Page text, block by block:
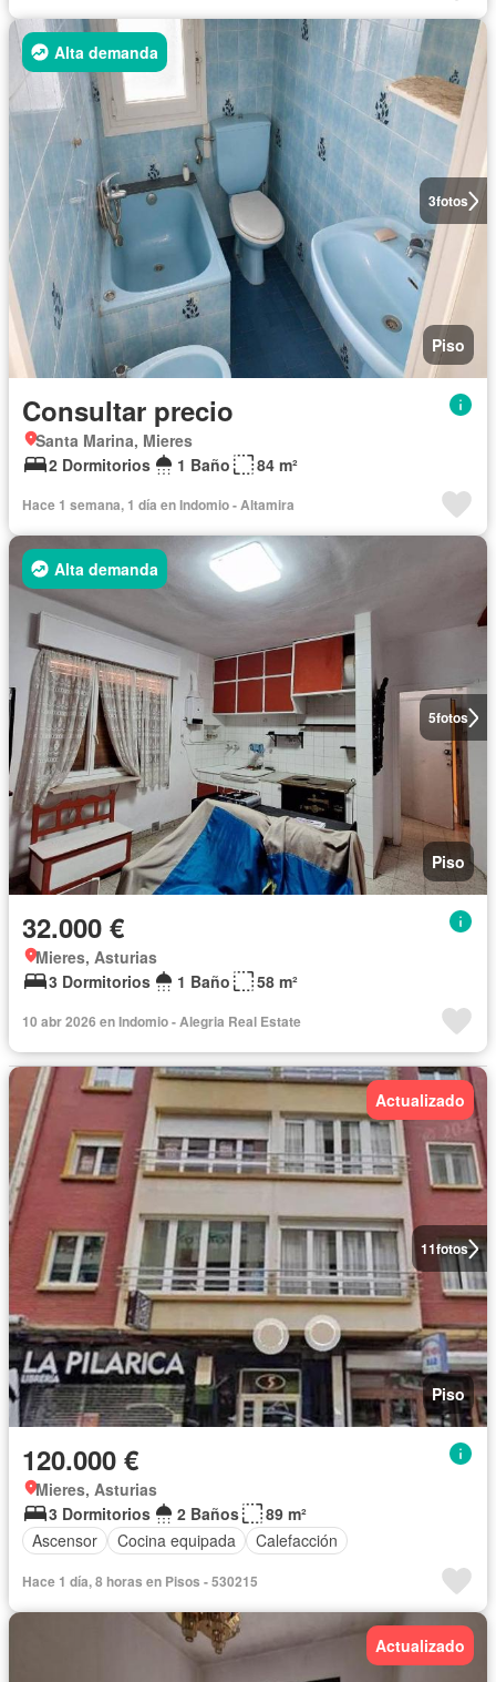
3fotos
Alta demanda
Piso
Consultar precio
Santa Marina, Mieres
2 Dormitorios
1 Baño 84 m²
Hace 1 semana, 1 día en Indomio - Altamira
5fotos
Alta demanda
Piso
32.000 €
Mieres, Asturias
3 Dormitorios
1 Baño 58 m²
10 abr 2026 en Indomio - Alegria Real Estate
11fotos
Actualizado
Piso
120.000 €
Mieres, Asturias
3 Dormitorios
2 Baños
89 m²
Ascensor
Cocina equipada Calefacción
Hace 1 día, 8 horas en Pisos - 530215
Actualizado